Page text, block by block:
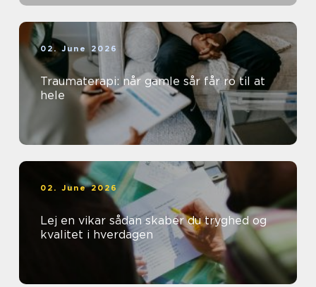
02. June 2026
Traumaterapi: når gamle sår får ro til at
hele
02. June 2026
Lej en vikar sådan skaber du tryghed og
kvalitet i hverdagen